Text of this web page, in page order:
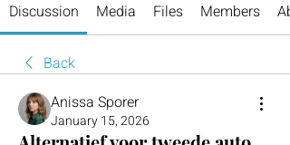
Discussion Media Files Members
Back
Anissa Sporer
January 15, 2026